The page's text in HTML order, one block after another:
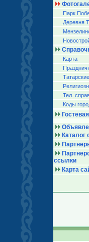
Парк
Деревня
Карта
Тел.
Коды
Каталог
ссылки
Карта